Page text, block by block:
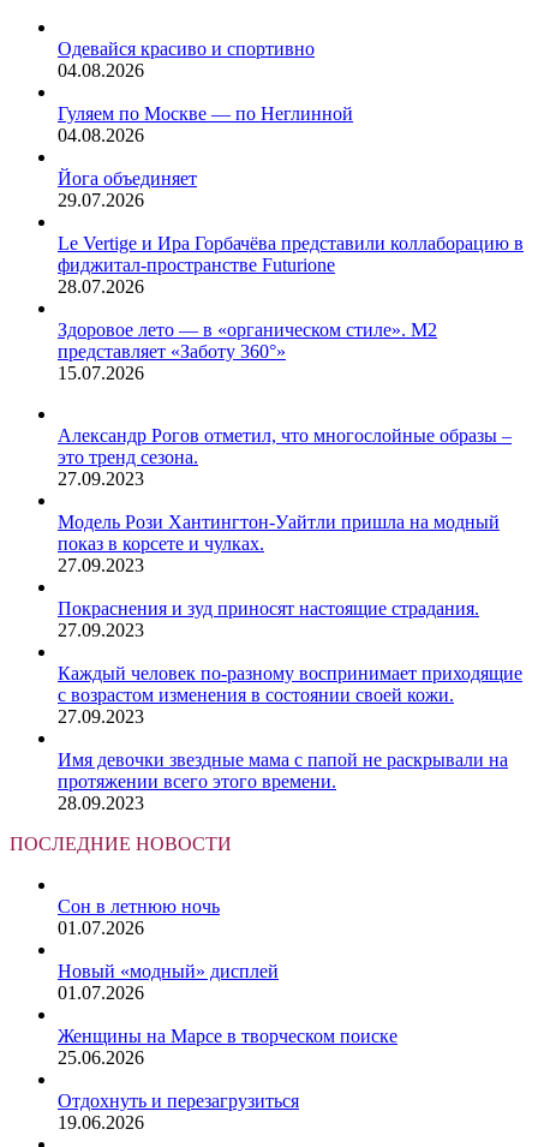
произошел
Опалихинской
улице.
Жители
дома…
Одевайся красиво и спортивно
04.08.2026
Гуляем по Москве — по Неглинной
04.08.2026
Йога объединяет
29.07.2026
Le Vertige и Ира Горбачёва представили коллаборацию в
фиджитал-пространстве Futurione
28.07.2026
Здоровое лето — в «органическом стиле». М2
представляет «Заботу 360°»
15.07.2026
Александр Рогов отметил, что многослойные образы –
это тренд сезона.
27.09.2023
Модель Рози Хантингтон-Уайтли пришла на модный
показ в корсете и чулках.
27.09.2023
Покраснения и зуд приносят настоящие страдания.
27.09.2023
Каждый человек по-разному воспринимает приходящие
с возрастом изменения в состоянии своей кожи.
27.09.2023
Имя девочки звездные мама с папой не раскрывали на
протяжении всего этого времени.
28.09.2023
ПОСЛЕДНИЕ НОВОСТИ
Сон в летнюю ночь
01.07.2026
Новый «модный» дисплей
01.07.2026
Женщины на Марсе в творческом поиске
25.06.2026
Отдохнуть и перезагрузиться
19.06.2026